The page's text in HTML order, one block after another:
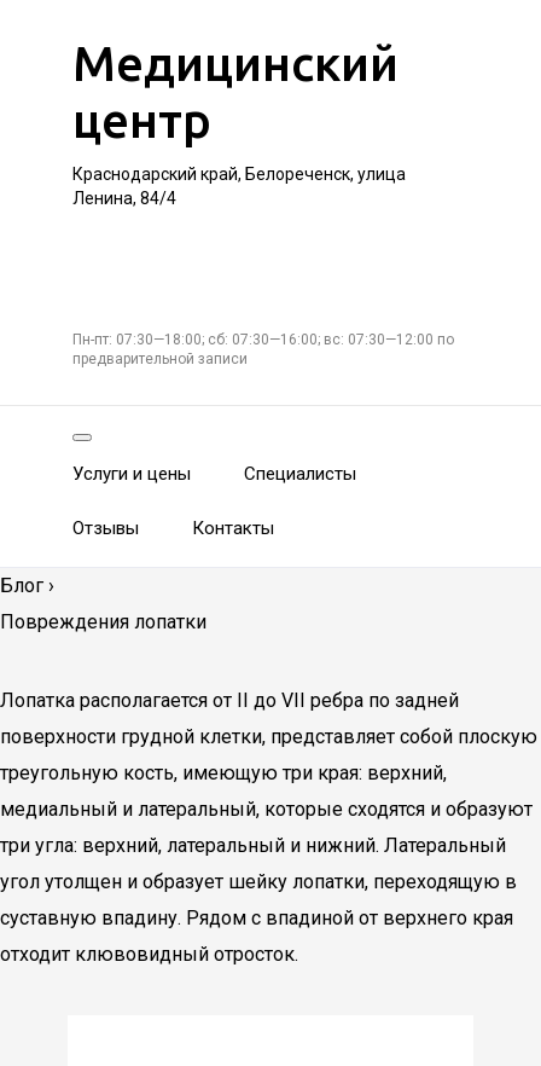
Медицинский
центр
Краснодарский край, Белореченск, улица
Ленина, 84/4
Пн-пт: 07:30—18:00; сб: 07:30—16:00; вс: 07:30—12:00 по
предварительной записи
Услуги и цены Специалисты
Отзывы Контакты
Блог ›
Повреждения лопатки
Лопатка располагается от II до VII ребра по задней
поверхности грудной клетки, представляет собой плоскую
треугольную кость, имеющую три края: верхний,
медиальный и латеральный, которые сходятся и образуют
три угла: верхний, латеральный и нижний. Латеральный
угол утолщен и образует шейку лопатки, переходящую в
суставную впадину. Рядом с впадиной от верхнего края
отходит клювовидный отросток.